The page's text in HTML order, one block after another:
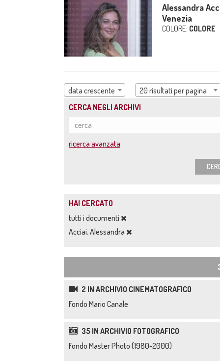
Alessandra
Venezia
COLORE: COLORE
data crescente
20 risultati per pagina
CERCA NEGLI ARCHIVI
ricerca avanzata
HAI CERCATO
tutti i documenti
Acciai, Alessandra
2 IN ARCHIVIO CINEMATOGRAFICO
Fondo Mario Canale
35 IN ARCHIVIO FOTOGRAFICO
Fondo Master Photo (1980-2000)